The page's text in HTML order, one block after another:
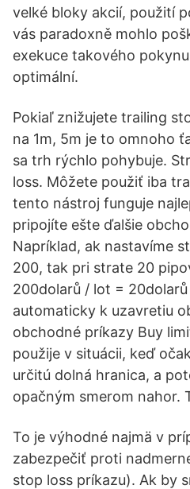
velké bloky akcií, použití
vás paradoxně mohlo
exekuce takového
optimální.
Pokiaľ znižujete trailing
na 1m, 5m je to omnoho
sa trh rýchlo pohybuje.
loss. Môžete použiť iba
tento nástroj funguje
pripojíte ešte ďalšie
Napríklad, ak nastavíme
200, tak pri strate 20
200dolarů / lot =
automaticky k uzavretiu
obchodné príkazy Buy
použije v situácii, keď
určitú dolná hranica, a
opačným smerom nahor.
To je výhodné najmä v
zabezpečiť proti
stop loss príkazu). Ak by